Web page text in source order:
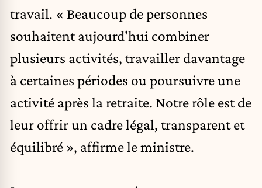
travail. « Beaucoup de personnes
souhaitent aujourd'hui combiner
plusieurs activités, travailler davantage
à certaines périodes ou poursuivre une
activité après la retraite. Notre rôle est de
leur offrir un cadre légal, transparent et
équilibré », affirme le ministre.